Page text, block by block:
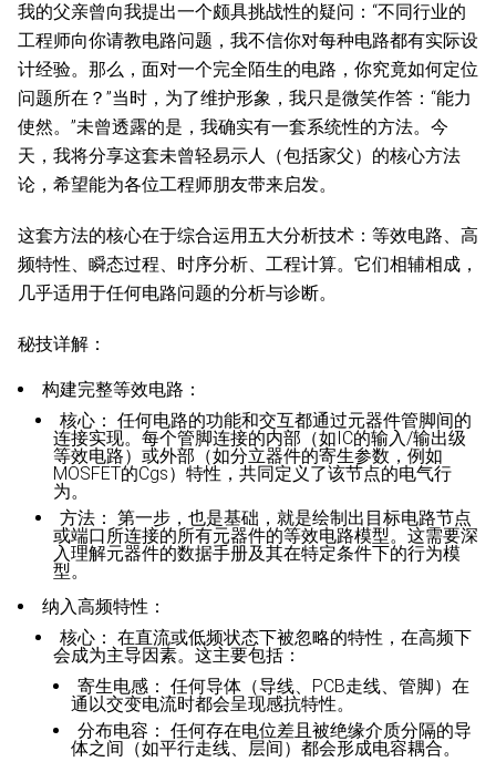
我的父亲曾向我提出一个颇具挑战性的疑问：“不同行业的
工程师向你请教电路问题，我不信你对每种电路都有实际设
计经验。那么，面对一个完全陌生的电路，你究竟如何定位
问题所在？”当时，为了维护形象，我只是微笑作答：“能力
使然。”未曾透露的是，我确实有一套系统性的方法。今
天，我将分享这套未曾轻易示人（包括家父）的核心方法
论，希望能为各位工程师朋友带来启发。
这套方法的核心在于综合运用五大分析技术：等效电路、高
频特性、瞬态过程、时序分析、工程计算。它们相辅相成，
几乎适用于任何电路问题的分析与诊断。
秘技详解：
构建完整等效电路：
核心： 任何电路的功能和交互都通过元器件管脚间的
连接实现。每个管脚连接的内部（如IC的输入/输出级
等效电路）或外部（如分立器件的寄生参数，例如
MOSFET的Cgs）特性，共同定义了该节点的电气行
为。
方法： 第一步，也是基础，就是绘制出目标电路节点
或端口所连接的所有元器件的等效电路模型。这需要深
入理解元器件的数据手册及其在特定条件下的行为模
型。
纳入高频特性：
核心： 在直流或低频状态下被忽略的特性，在高频下
会成为主导因素。这主要包括：
寄生电感： 任何导体（导线、PCB走线、管脚）在
通以交变电流时都会呈现感抗特性。
分布电容 ： 任何存在电位差且被绝缘介质分隔的导
体之间（如平行走线、层间）都会形成电容耦合。